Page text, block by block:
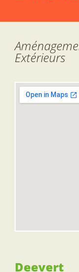
Extérieurs
Deevert